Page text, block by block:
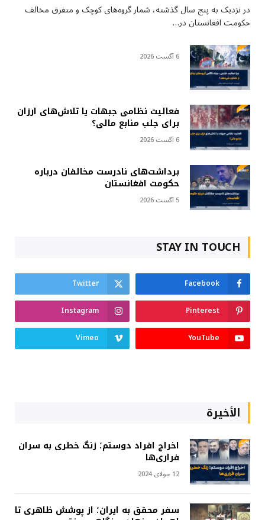
در نزدیک به پنج سال گذشته، شمار گروه‌های کوچک و متفرق مخالف
حکومت افغانستان در…
6 آگست 2026
فعالیت نظامی جبهات یا تلاش‌های ارزان
برای جلب منابع مالی؟
6 آگست 2026
برداشت‌های نادرست مخالفان درباره
حکومت افغانستان
5 آگست 2026
STAY IN TOUCH
Facebook
Twitter
Pinterest
Instagram
YouTube
Vimeo
الأخيرة
اخراج افراد دوستم؛ زنگ خطری به سران
فراری‌ها
12 جولای 2024
سفر محقق به ایران؛ از پوشش ظاهری تا